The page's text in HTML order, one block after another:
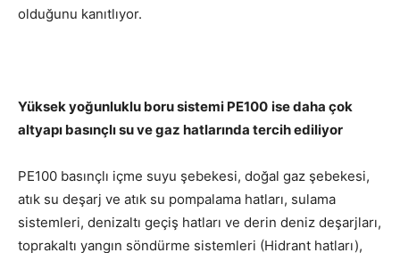
olduğunu kanıtlıyor.
Yüksek yoğunluklu boru sistemi PE100 ise daha çok
altyapı basınçlı su ve gaz hatlarında tercih ediliyor
PE100 basınçlı içme suyu şebekesi, doğal gaz şebekesi,
atık su deşarj ve atık su pompalama hatları, sulama
sistemleri, denizaltı geçiş hatları ve derin deniz deşarjları,
toprakaltı yangın söndürme sistemleri (Hidrant hatları),